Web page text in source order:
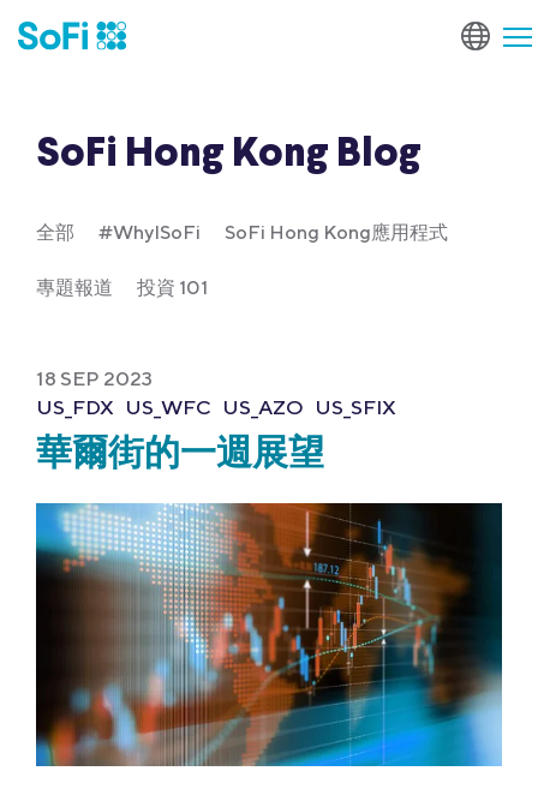
SoFi Hong Kong Blog
全部 #WhyISoFi SoFi Hong Kong應用程式
專題報道 投資 101
18 SEP 2023
US_FDX US_WFC US_AZO US_SFIX
華爾街的一週展望